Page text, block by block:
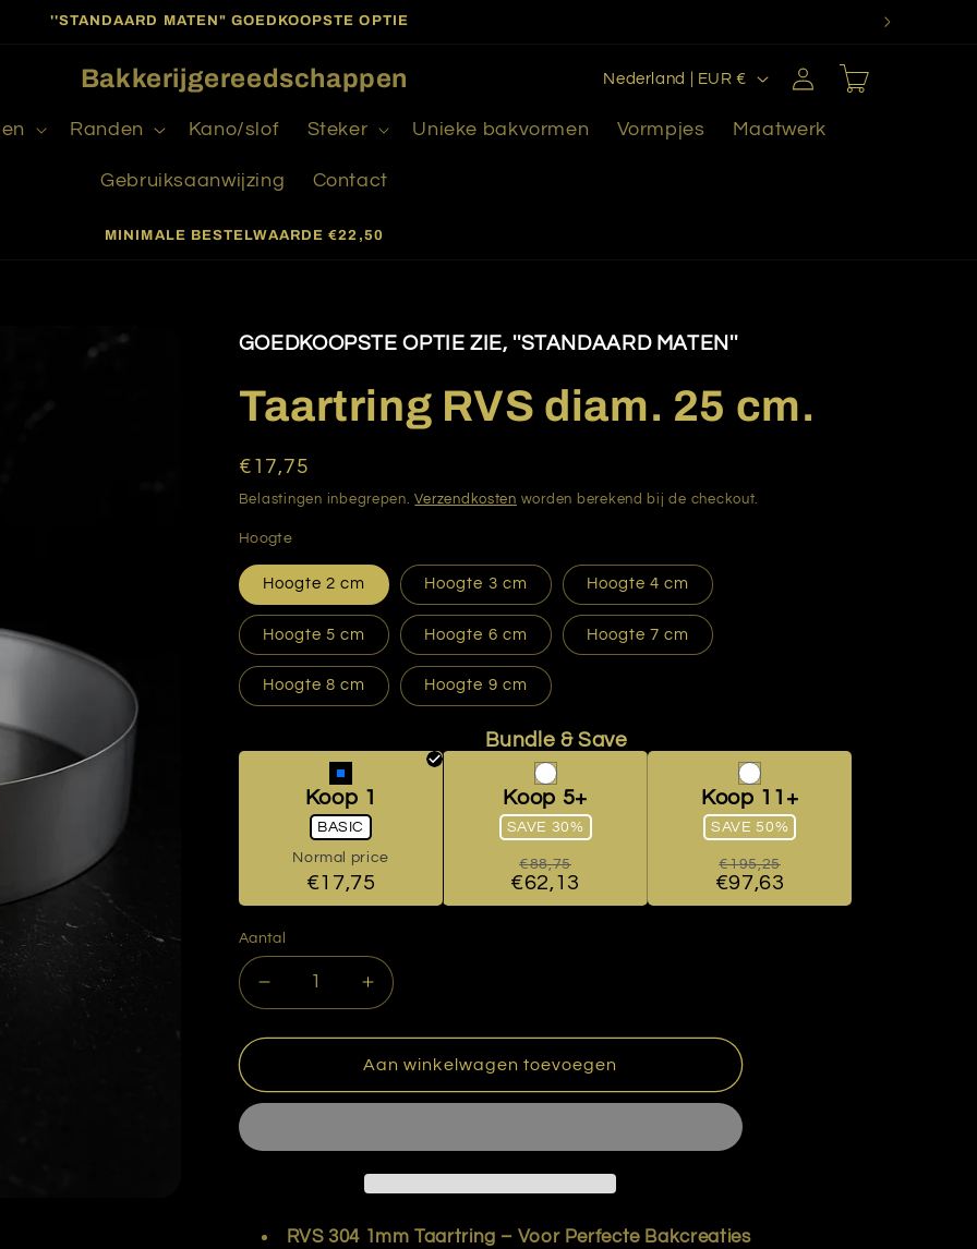
''STANDAARD MATEN" GOEDKOOPSTE OPTIE
Bakkerijgereedschappen
Randen Kano/slof Steker Unieke bakvormen Vormpjes Maatwerk
Gebruiksaanwijzing Contact
L
i
Nederland | EUR € InloggenWinkelwagen
MINIMALE BESTELWAARDE €22,50
GOEDKOOPSTE OPTIE ZIE, ''STANDAARD MATEN''
Taartring RVS diam. 25 cm.
Normale
prijs
€17,75
Belastingen inbegrepen.Verzendkosten worden berekend bij de checkout.
Hoogte
Hoogte 2 cm Hoogte 3 cm Hoogte 4 cm
Hoogte 5 cm Hoogte 6 cm Hoogte 7 cm
Hoogte 8 cm Hoogte 9 cm
Aantal
Aantal
verlagen
voor
RVS
Aantal
verhogen
voor
Taartring
RVS
Aan winkelwagen toevoegen
RVS 304 1mm Taartring – Voor Perfecte Bakcreaties